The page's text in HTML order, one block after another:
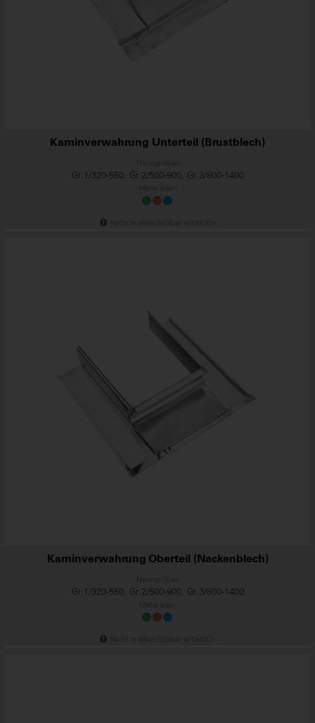
...
Kaminverwahrung Unterteil (Brustblech)
Nenngrößen
Gr.1/320-550, Gr.2/500-900, Gr.3/800-1400
Materialien
Nicht in allen Größen erhältlich
Kaminverwahrung Oberteil (Nackenblech)
Nenngrößen
Gr.1/320-550, Gr.2/500-900, Gr.3/800-1400
Materialien
Nicht in allen Größen erhältlich